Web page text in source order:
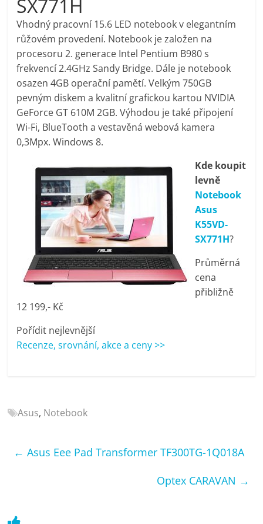
pračky,
televize,
notebooky,
mobilní
telefony,
kávovary,
bazény
elektronika
porovnání
Elektro
recenze,
pračky,
televize,
bazény
SX771H
Vhodný pracovní 15.6 LED notebook v elegantním
růžovém provedení. Notebook je založen na
procesoru 2. generace Intel Pentium B980 s
frekvencí 2.4GHz Sandy Bridge. Dále je notebook
osazen 4GB operační pamětí. Velkým 750GB
pevným diskem a kvalitní grafickou kartou NVIDIA
GeForce GT 610M 2GB. Výhodou je také připojení
Wi-Fi, BlueTooth a vestavěná webová kamera
0,3Mpx. Windows 8.
Kde koupit
levně
Notebook
Asus
K55VD-
SX771H?
Průměrná
cena
přibližně
12 199,- Kč
Pořídit nejlevnější
Recenze, srovnání, akce a ceny >>
Asus, Notebook
← Asus Eee Pad Transformer TF300TG-1Q018A
Optex CARAVAN →